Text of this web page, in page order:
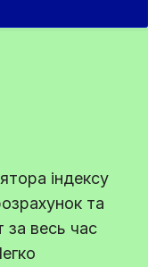
індексу
та
за весь час